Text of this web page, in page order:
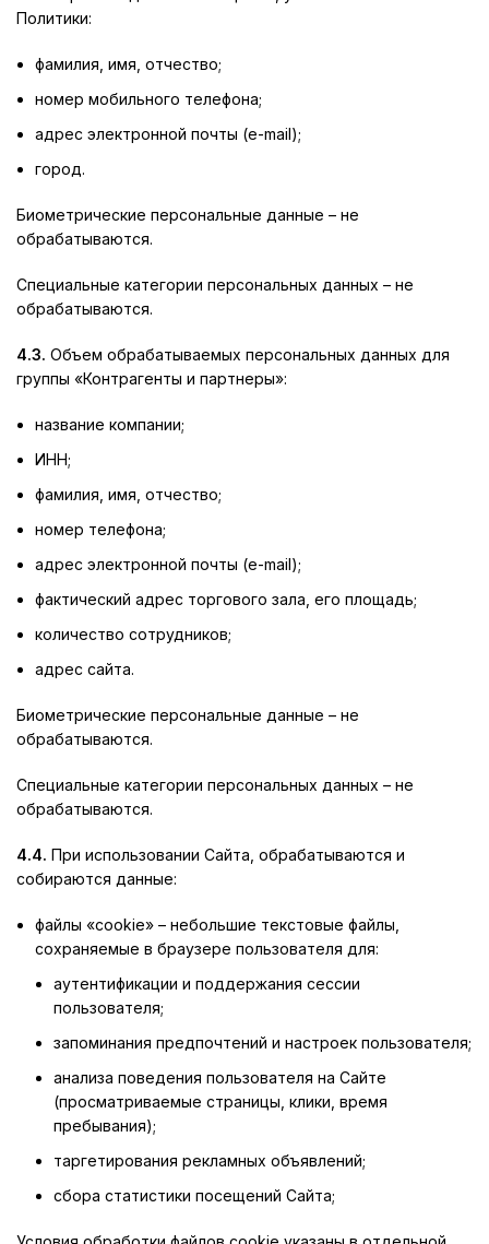
Политики:
фамилия, имя, отчество;
номер мобильного телефона;
адрес электронной почты (e-mail);
город.
Биометрические персональные данные – не
обрабатываются.
Специальные категории персональных данных – не
обрабатываются.
4.3. Объем обрабатываемых персональных данных для
группы «Контрагенты и партнеры»:
название компании;
ИНН;
фамилия, имя, отчество;
номер телефона;
адрес электронной почты (e-mail);
фактический адрес торгового зала, его площадь;
количество сотрудников;
адрес сайта.
Биометрические персональные данные – не
обрабатываются.
Специальные категории персональных данных – не
обрабатываются.
4.4. При использовании Сайта, обрабатываются и
собираются данные:
файлы «cookie» – небольшие текстовые файлы,
сохраняемые в браузере пользователя для:
аутентификации и поддержания сессии
пользователя;
запоминания предпочтений и настроек пользователя;
анализа поведения пользователя на Сайте
(просматриваемые страницы, клики, время
пребывания);
таргетирования рекламных объявлений;
сбора статистики посещений Сайта;